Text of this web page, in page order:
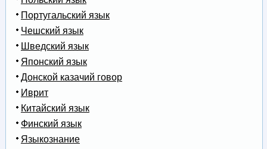
Португальский язык
Чешский язык
Шведский язык
Японский язык
Донской казачий говор
Иврит
Китайский язык
Финский язык
Языкознание